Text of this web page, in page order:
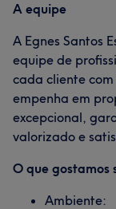
A equipe
A Egnes Santos
equipe de
cada cliente
empenha em
excepcional,
valorizado e
O que gostamos
Ambiente: